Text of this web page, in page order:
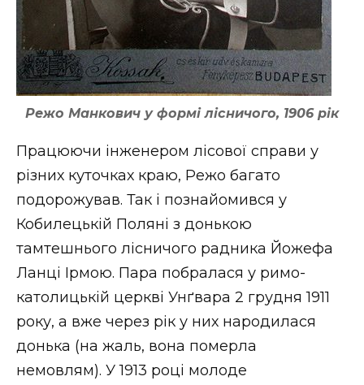
Режо Манкович у формі лісничого, 1906 рік
Працюючи інженером лісової справи у
різних куточках краю, Режо багато
подорожував. Так і познайомився у
Кобилецькій Поляні з донькою
тамтешнього лісничого радника Йожефа
Ланці Ірмою. Пара побралася у римо-
католицькій церкві Унґвара 2 грудня 1911
року, а вже через рік у них народилася
донька (на жаль, вона померла
немовлям). У 1913 році молоде